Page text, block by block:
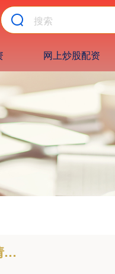
网上炒股配资
…